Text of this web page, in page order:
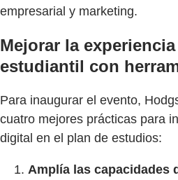
empresarial y marketing.
Mejorar la
estudiantil con
Para inaugurar el evento,
cuatro mejores prácticas para
digital en el plan de estudios:
Amplía las capacidades